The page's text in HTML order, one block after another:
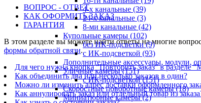
4-х канальные (39)
24-х канальные (3)
8-ми канальные (42)
Купольные камеры (102)
без ИК-подсветки(9)
с ИК-подсветкой (93)
Дополнительные аксессуары, модули,
Уличные камеры(151)
с ИК-подсветкой(151)
Скоростные поворотные камеры(18)
Миниатюрные камеры(2)
ВОПРОС - ОТВЕТ
КАК ОФОРМИТЬ ЗАКАЗ
ГАРАНТИЯ
В этом разделе вы можете найти ответы на многие
формы обратной связи.
Для чего нужна кнопка "Повторить заказ" в разделе
Как объединить два или несколько заказов в один?
Можно ли изменить адрес доставки оформленного
Как аннулировать заказ или отдельный товар из